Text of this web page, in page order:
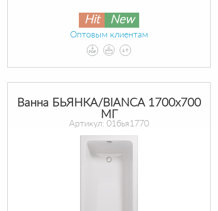
Hit New
Оптовым клиентам
Ванна БЬЯНКА/BIANCA 1700х700
МГ
Артикул: 01бья1770